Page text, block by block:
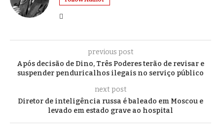
previous post
Após decisão de Dino, Três Poderes terão de revisar e
suspender penduricalhos ilegais no serviço público
next post
Diretor de inteligência russa é baleado em Moscou e
levado em estado grave ao hospital